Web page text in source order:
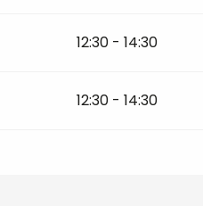
12:30 - 14:30
12:30 - 14:30